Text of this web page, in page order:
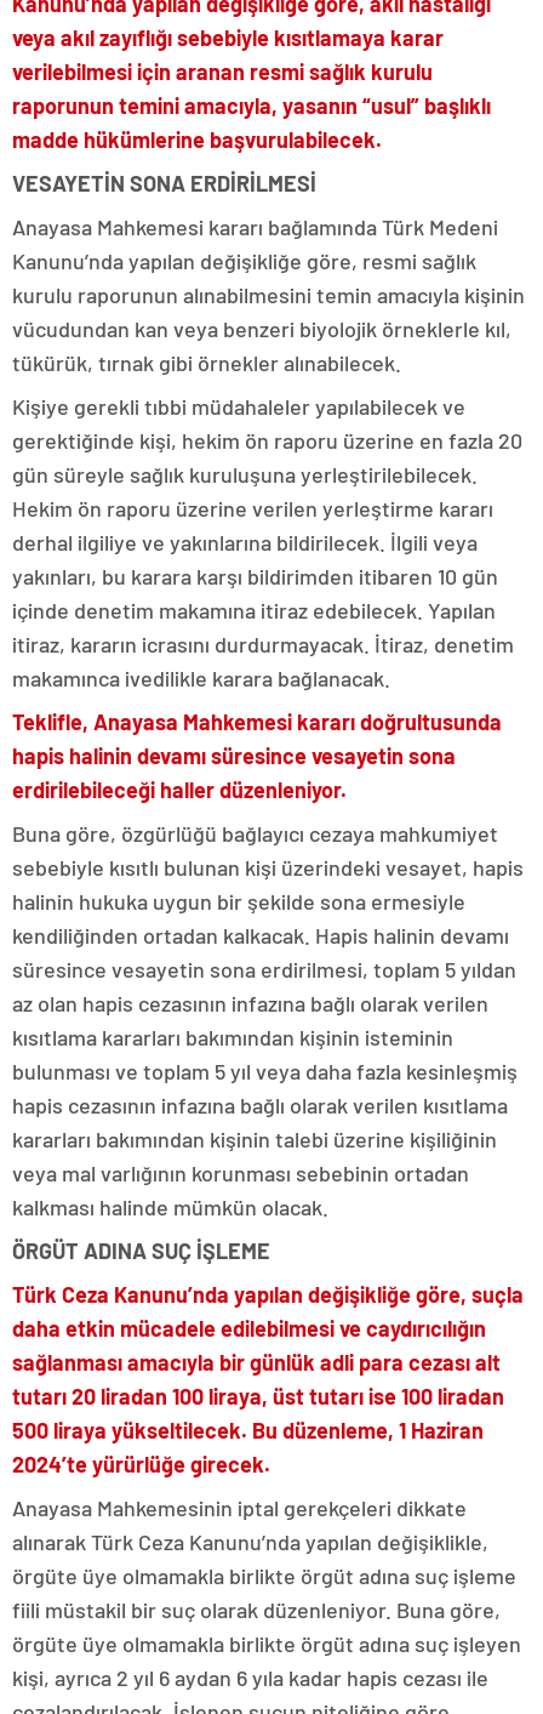
veya akıl zayıflığı sebebiyle kısıtlamaya karar
verilebilmesi için aranan resmi sağlık kurulu
raporunun temini amacıyla, yasanın “usul” başlıklı
madde hükümlerine başvurulabilecek.
VESAYETİN SONA ERDİRİLMESİ
Anayasa Mahkemesi kararı bağlamında Türk Medeni
Kanunu’nda yapılan değişikliğe göre, resmi sağlık
kurulu raporunun alınabilmesini temin amacıyla kişinin
vücudundan kan veya benzeri biyolojik örneklerle kıl,
tükürük, tırnak gibi örnekler alınabilecek.
Kişiye gerekli tıbbi müdahaleler yapılabilecek ve
gerektiğinde kişi, hekim ön raporu üzerine en fazla 20
gün süreyle sağlık kuruluşuna yerleştirilebilecek.
Hekim ön raporu üzerine verilen yerleştirme kararı
derhal ilgiliye ve yakınlarına bildirilecek. İlgili veya
yakınları, bu karara karşı bildirimden itibaren 10 gün
içinde denetim makamına itiraz edebilecek. Yapılan
itiraz, kararın icrasını durdurmayacak. İtiraz, denetim
makamınca ivedilikle karara bağlanacak.
Teklifle, Anayasa Mahkemesi kararı doğrultusunda
hapis halinin devamı süresince vesayetin sona
erdirilebileceği haller düzenleniyor.
Buna göre, özgürlüğü bağlayıcı cezaya mahkumiyet
sebebiyle kısıtlı bulunan kişi üzerindeki vesayet, hapis
halinin hukuka uygun bir şekilde sona ermesiyle
kendiliğinden ortadan kalkacak. Hapis halinin devamı
süresince vesayetin sona erdirilmesi, toplam 5 yıldan
az olan hapis cezasının infazına bağlı olarak verilen
kısıtlama kararları bakımından kişinin isteminin
bulunması ve toplam 5 yıl veya daha fazla kesinleşmiş
hapis cezasının infazına bağlı olarak verilen kısıtlama
kararları bakımından kişinin talebi üzerine kişiliğinin
veya mal varlığının korunması sebebinin ortadan
kalkması halinde mümkün olacak.
ÖRGÜT ADINA SUÇ İŞLEME
Türk Ceza Kanunu’nda yapılan değişikliğe göre, suçla
daha etkin mücadele edilebilmesi ve caydırıcılığın
sağlanması amacıyla bir günlük adli para cezası alt
tutarı 20 liradan 100 liraya, üst tutarı ise 100 liradan
500 liraya yükseltilecek. Bu düzenleme, 1 Haziran
2024’te yürürlüğe girecek.
Anayasa Mahkemesinin iptal gerekçeleri dikkate
alınarak Türk Ceza Kanunu’nda yapılan değişiklikle,
örgüte üye olmamakla birlikte örgüt adına suç işleme
fiili müstakil bir suç olarak düzenleniyor. Buna göre,
örgüte üye olmamakla birlikte örgüt adına suç işleyen
kişi, ayrıca 2 yıl 6 aydan 6 yıla kadar hapis cezası ile